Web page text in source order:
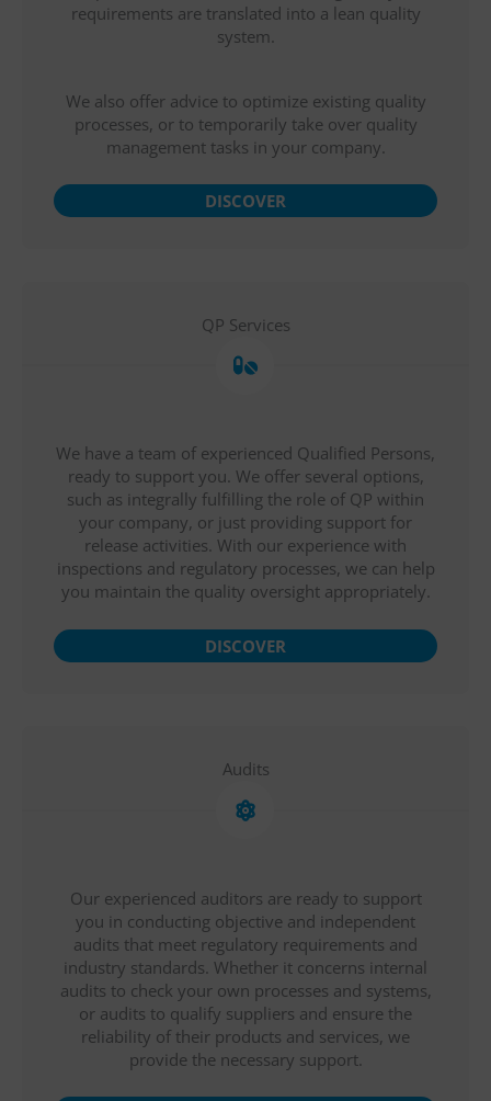
requirements are translated into a lean quality
system.
We also offer advice to optimize existing quality
processes, or to temporarily take over quality
management tasks in your company.
DISCOVER
QP Services
We have a team of experienced Qualified Persons,
ready to support you. We offer several options,
such as integrally fulfilling the role of QP within
your company, or just providing support for
release activities. With our experience with
inspections and regulatory processes, we can help
you maintain the quality oversight appropriately.
DISCOVER
Audits
Our experienced auditors are ready to support
you in conducting objective and independent
audits that meet regulatory requirements and
industry standards. Whether it concerns internal
audits to check your own processes and systems,
or audits to qualify suppliers and ensure the
reliability of their products and services, we
provide the necessary support.